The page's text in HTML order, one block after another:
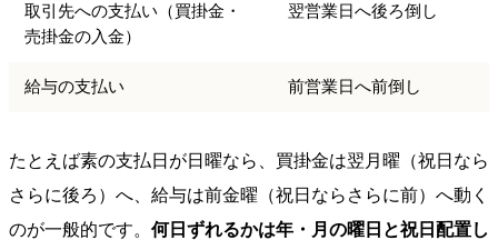
取引先への支払い（買掛金・
売掛金の入金）
翌営業日へ後ろ倒し
給与の支払い 前営業日へ前倒し
たとえば素の支払日が日曜なら、買掛金は翌月曜（祝日なら
さらに後ろ）へ、給与は前金曜（祝日ならさらに前）へ動く
のが一般的です。 何日ずれるかは年・月の曜日と祝日配置し